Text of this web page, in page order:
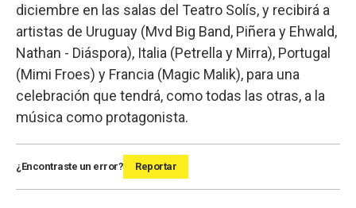
diciembre en las salas del Teatro Solís, y recibirá a
artistas de Uruguay (Mvd Big Band, Piñera y Ehwald,
Nathan - Diáspora), Italia (Petrella y Mirra), Portugal
(Mimi Froes) y Francia (Magic Malik), para una
celebración que tendrá, como todas las otras, a la
música como protagonista.
¿Encontraste un error? Reportar